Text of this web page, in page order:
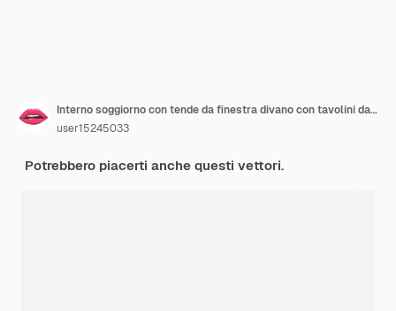
Interno soggiorno con tende da finestra divano con tavolini da caffè
user15245033
Potrebbero piacerti anche questi vettori.